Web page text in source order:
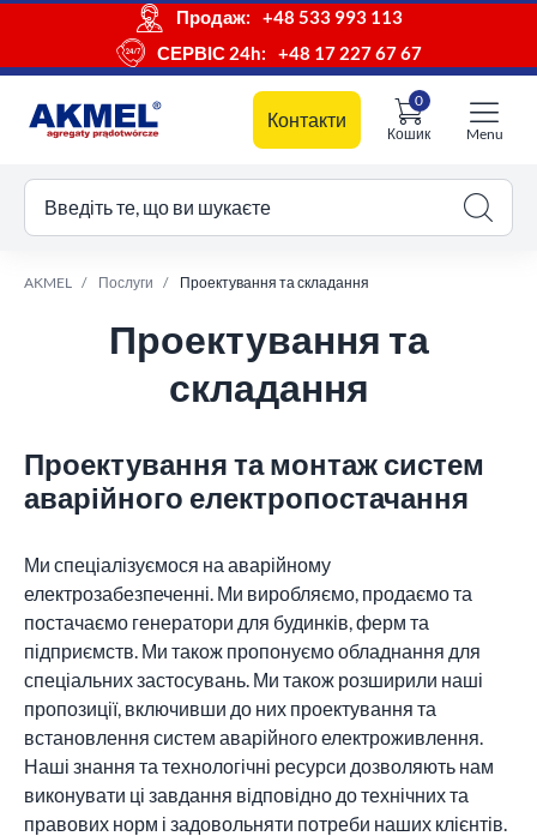
Продаж:
+48 533 993 113
СЕРВІС 24h:
+48 17 227 67 67
Контакти
Кошик
0
кошик
Menu
Введіть те, що ви шукаєте
AKMEL Послуги Проектування та складання
Проектування та
складання
Проектування та монтаж систем
аварійного електропостачання
Ми спеціалізуємося на аварійному
електрозабезпеченні. Ми виробляємо, продаємо та
постачаємо генератори для будинків, ферм та
підприємств. Ми також пропонуємо обладнання для
спеціальних застосувань. Ми також розширили наші
пропозиції, включивши до них проектування та
встановлення систем аварійного електроживлення.
Наші знання та технологічні ресурси дозволяють нам
виконувати ці завдання відповідно до технічних та
правових норм і задовольняти потреби наших клієнтів.